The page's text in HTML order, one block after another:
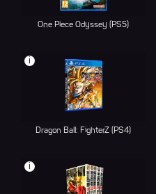
One Piece Odyssey (PS5)
i
Dragon Ball: FighterZ (PS4)
i